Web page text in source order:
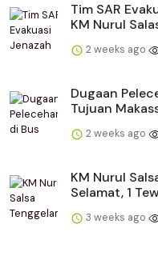
Tim SAR
KM Nurul
2 weeks ago
Dugaan
Tujuan
2 weeks ago
KM Nurul
Selamat, 1
3 weeks ago